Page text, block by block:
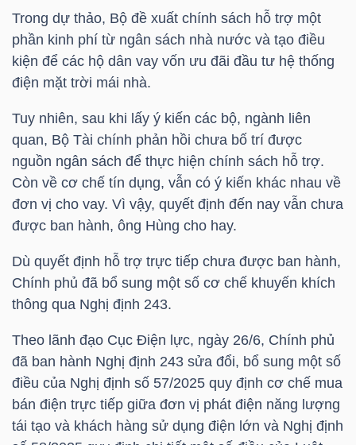
Trong dự thảo, Bộ đề xuất chính sách hỗ trợ một
phần kinh phí từ ngân sách nhà nước và tạo điều
kiện để các hộ dân vay vốn ưu đãi đầu tư hệ thống
điện mặt trời mái nhà.
Tuy nhiên, sau khi lấy ý kiến các bộ, ngành liên
quan, Bộ Tài chính phản hồi chưa bố trí được
nguồn ngân sách để thực hiện chính sách hỗ trợ.
Còn về cơ chế tín dụng, vẫn có ý kiến khác nhau về
đơn vị cho vay. Vì vậy, quyết định đến nay vẫn chưa
được ban hành, ông Hùng cho hay.
Dù quyết định hỗ trợ trực tiếp chưa được ban hành,
Chính phủ đã bổ sung một số cơ chế khuyến khích
thông qua Nghị định 243.
Theo lãnh đạo Cục Điện lực, ngày 26/6, Chính phủ
đã ban hành Nghị định 243 sửa đổi, bổ sung một số
điều của Nghị định số 57/2025 quy định cơ chế mua
bán điện trực tiếp giữa đơn vị phát điện năng lượng
tái tạo và khách hàng sử dụng điện lớn và Nghị định
KINH
TẾ
THẾ
GIỚI
ĐÔNG
DƯƠNG